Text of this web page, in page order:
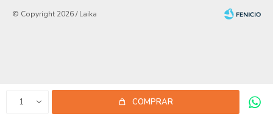
1 COMPRAR
© Copyright 2026 / Laika